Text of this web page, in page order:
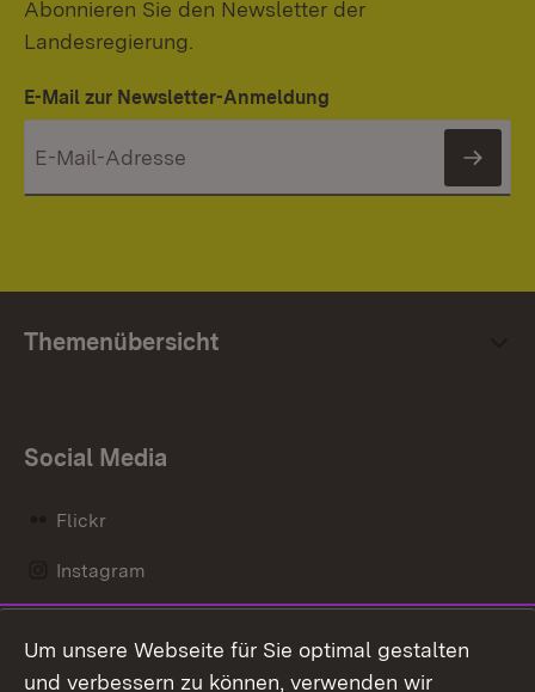
Abonnieren Sie den Newsletter der
Landesregierung.
E-Mail zur Newsletter-Anmeldung
Themenübersicht
Social Media
Flickr
Instagram
Mastodon
Um unsere Webseite für Sie optimal gestalten
und verbessern zu können, verwenden wir